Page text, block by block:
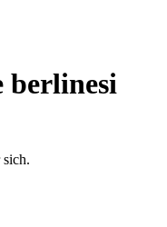
berlinesi